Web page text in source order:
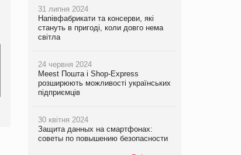
31 липня 2024
Напівфабрикати та консерви, які
стануть в пригоді, коли довго нема
світла
24 червня 2024
Meest Пошта і Shop-Express
розширюють можливості українських
підприємців
30 квітня 2024
Защита данных на смартфонах:
советы по повышению безопасности